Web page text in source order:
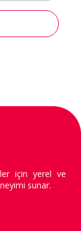
için yerel ve
sunar.